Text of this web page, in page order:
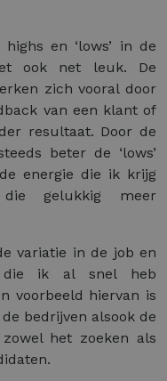
en ‘lows’ in de
ook net leuk. De
zich vooral door
van een klant of
resultaat. Door de
beter de ‘lows’
energie die ik krijg
gelukkig meer
variatie in de job en
die ik al snel heb
voorbeeld hiervan is
bedrijven alsook de
het zoeken als